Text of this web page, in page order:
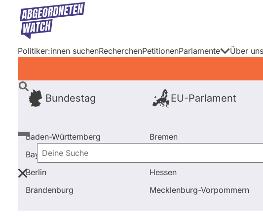
Direkt
Inhalt
Politiker:innen suchenRecherchenPetitionenParlamente
Bundestag EU-Parlament
Baden-Württemberg
Bayern
Berlin
Brandenburg
Bremen
Hessen
Mecklenburg-Vorpommern
Über uns
Deine
Suche
Startseite Frage stellen Lena Kotré